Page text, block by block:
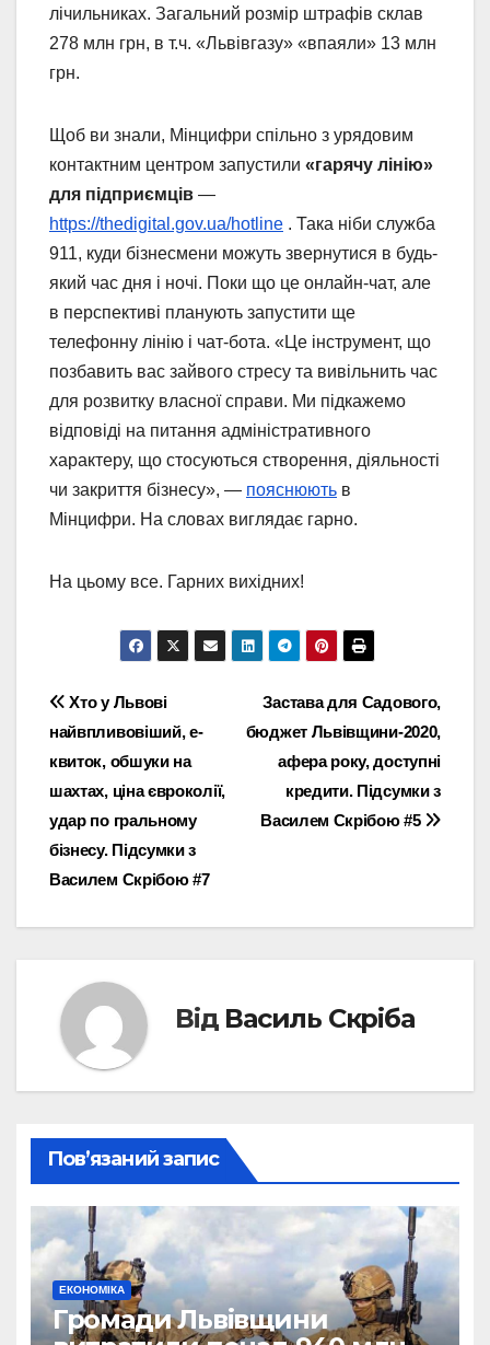
лічильниках. Загальний розмір штрафів склав
278 млн грн, в т.ч. «Львівгазу» «впаяли» 13 млн
грн.
Щоб ви знали, Мінцифри спільно з урядовим
контактним центром запустили «гарячу лінію»
для підприємців —
https://thedigital.gov.ua/hotline . Така ніби служба
911, куди бізнесмени можуть звернутися в будь-
який час дня і ночі. Поки що це онлайн-чат, але
в перспективі планують запустити ще
телефонну лінію і чат-бота. «Це інструмент, що
позбавить вас зайвого стресу та вивільнить час
для розвитку власної справи. Ми підкажемо
відповіді на питання адміністративного
характеру, що стосуються створення, діяльності
чи закриття бізнесу», — пояснюють в
Мінцифри. На словах виглядає гарно.
На цьому все. Гарних вихідних!
Навігація
записів
Застава для Садового,
бюджет Львівщини-2020,
афера року, доступні
кредити. Підсумки з
Василем Скрібою #5
Хто у Львові
найвпливовіший, е-
квиток, обшуки на
шахтах, ціна євроколії,
удар по гральному
бізнесу. Підсумки з
Василем Скрібою #7
Від Василь Скріба
Пов’язаний запис
ЕКОНОМІКА
Громади Львівщини